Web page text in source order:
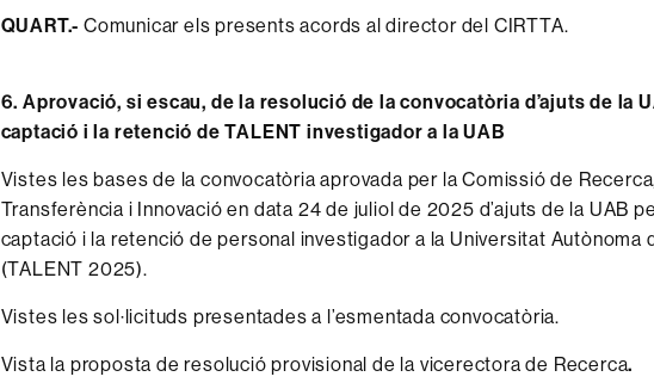
QUART.- Comunicar els presents acords al director del CIRTTA.
6. Aprovació, si escau, de la resolució de la convocatòria d’ajuts de la
captació i la retenció de TALENT investigador a la UAB
Vistes les bases de la convocatòria aprovada per la Comissió de
Transferència i Innovació en data 24 de juliol de 2025 d’ajuts de la UAB
captació i la retenció de personal investigador a la Universitat Autònoma
(TALENT 2025).
Vistes les sol·licituds presentades a l’esmentada convocatòria.
Vista la proposta de resolució provisional de la vicerectora de Recerca.